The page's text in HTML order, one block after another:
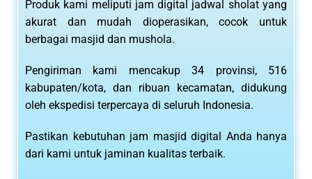
Produk kami meliputi jam digital jadwal sholat yang
akurat dan mudah dioperasikan, cocok untuk
berbagai masjid dan mushola.
Pengiriman kami mencakup 34 provinsi, 516
kabupaten/kota, dan ribuan kecamatan, didukung
oleh ekspedisi terpercaya di seluruh Indonesia.
Pastikan kebutuhan jam masjid digital Anda hanya
dari kami untuk jaminan kualitas terbaik.